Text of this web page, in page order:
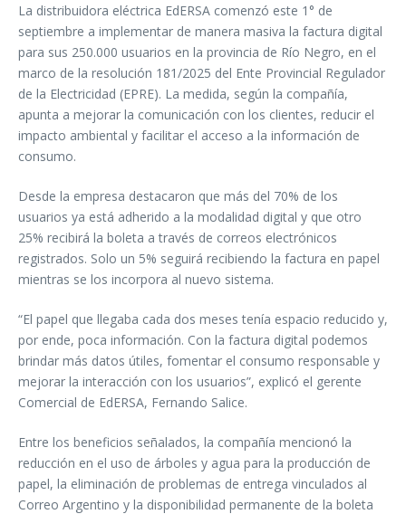
La distribuidora eléctrica EdERSA comenzó este 1° de
septiembre a implementar de manera masiva la factura digital
para sus 250.000 usuarios en la provincia de Río Negro, en el
marco de la resolución 181/2025 del Ente Provincial Regulador
de la Electricidad (EPRE). La medida, según la compañía,
apunta a mejorar la comunicación con los clientes, reducir el
impacto ambiental y facilitar el acceso a la información de
consumo.
Desde la empresa destacaron que más del 70% de los
usuarios ya está adherido a la modalidad digital y que otro
25% recibirá la boleta a través de correos electrónicos
registrados. Solo un 5% seguirá recibiendo la factura en papel
mientras se los incorpora al nuevo sistema.
“El papel que llegaba cada dos meses tenía espacio reducido y,
por ende, poca información. Con la factura digital podemos
brindar más datos útiles, fomentar el consumo responsable y
mejorar la interacción con los usuarios”, explicó el gerente
Comercial de EdERSA, Fernando Salice.
Entre los beneficios señalados, la compañía mencionó la
reducción en el uso de árboles y agua para la producción de
papel, la eliminación de problemas de entrega vinculados al
Correo Argentino y la disponibilidad permanente de la boleta